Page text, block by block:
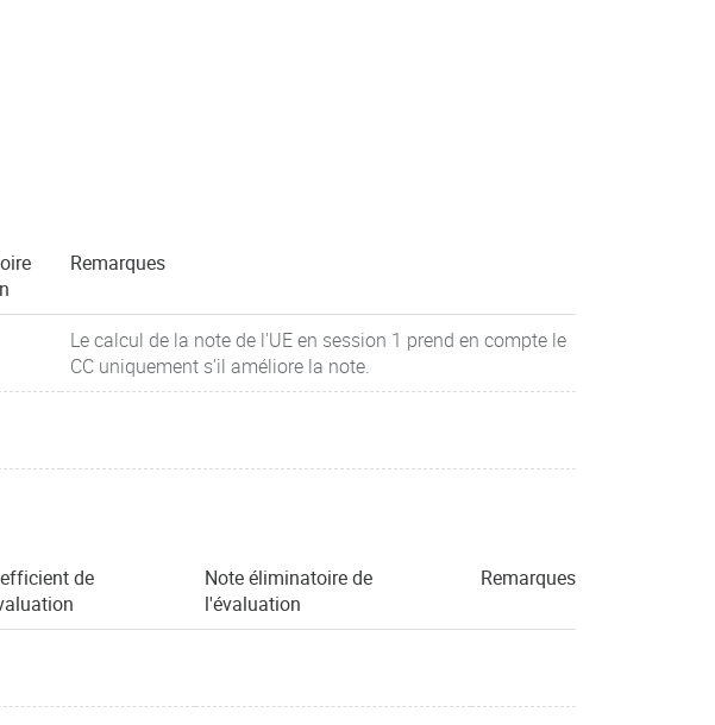
Remarques
Le calcul de la note de l'UE en session 1 prend en compte le
CC uniquement s'il améliore la note.
de
Note éliminatoire de
l'évaluation
Remarques